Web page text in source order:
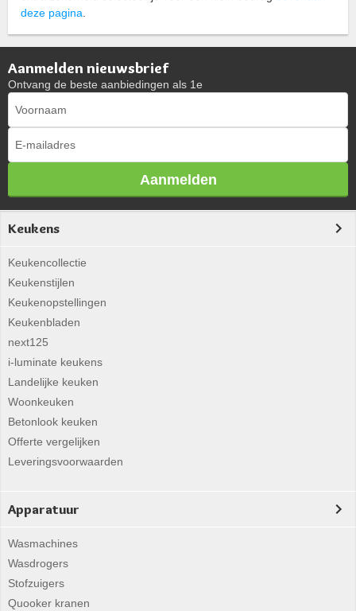
deze pagina.
Aanmelden nieuwsbrief
Ontvang de beste aanbiedingen als 1e
Aanmelden
Keukens
Keukencollectie
Keukenstijlen
Keukenopstellingen
Keukenbladen
next125
i-luminate keukens
Landelijke keuken
Woonkeuken
Betonlook keuken
Offerte vergelijken
Leveringsvoorwaarden
Apparatuur
Wasmachines
Wasdrogers
Stofzuigers
Quooker kranen